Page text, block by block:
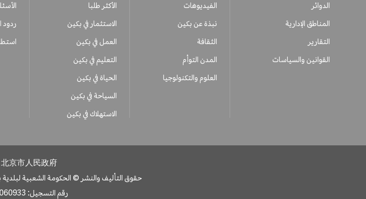
الدوائر
المناطق الإدارية
التقارير
القوانين والسياسات
الفيديوهات
نبذة عن بكين
الثقافة
المدن التوأم
العلوم والتكنولوجيا
الأكثر طلبا
الاستثمار في بكين
العمل في بكين
التعليم في بكين
الحياة في بكين
السياحة في بكين
الاستهلاك في بكين
ردود
北京市人民政府
حقوق التأليف والنشر © الحكومة الشعبية
رقم التسجيل: 05060933